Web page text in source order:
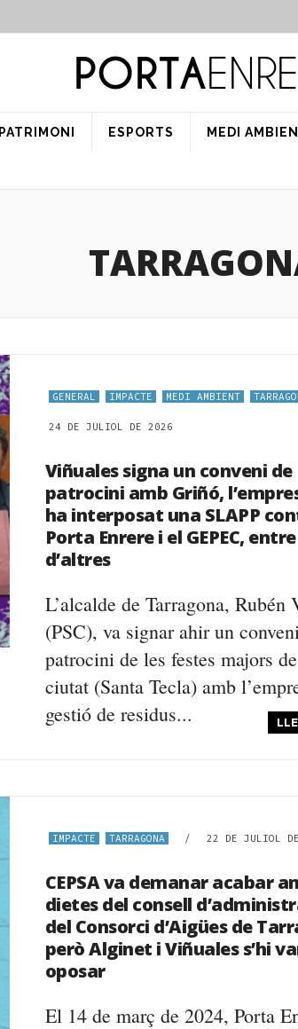
ESPORTS MEDI
GENERAL IMPACTE MEDI AMBIENT
24 DE JULIOL DE 2026
Viñuales signa un conveni de
patrocini amb Griñó,
ha interposat una SLAPP
Porta Enrere i el GEPEC, entre
d’altres
L’alcalde de Tarragona, Rubén
(PSC), va signar ahir un
patrocini de les festes majors
ciutat (Santa Tecla) amb
gestió de residus...
IMPACTE TARRAGONA / 22 DE JULIOL
CEPSA va demanar acabar
dietes del consell
del Consorci d’Aigües de
però Alginet i Viñuales s’hi
oposar
El 14 de març de 2024, Porta